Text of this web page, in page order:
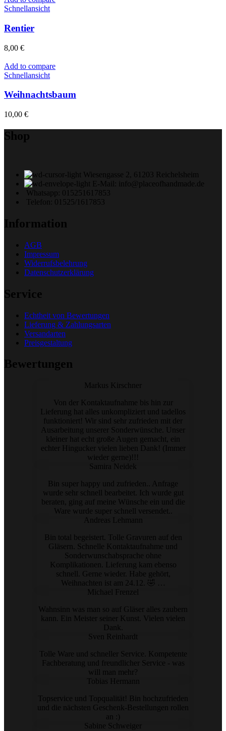
Schnellansicht
Rentier
8,00 €
Add to compare
Schnellansicht
Weihnachtsbaum
10,00 €
Shop
Wiesengasse 2, 61203 Reichelsheim
E-Mail: info@placeofhandmade.de
Whatsapp: 015251617853
Telefon: 01525/1617853
Information
AGB
Impressum
Widerrufsbelehrung
Datenschutzerklärung
Service
Echtheit von Bewertungen
Lieferung & Zahlungsarten
Versandarten
Preisgestaltung
Bewertungen
Markus Kirschner
Von der Kontaktaufnahme bis hin zur
Lieferung hat alles unkompliziert und tadellos
funktioniert! Wir sind sehr zufrieden mit der
Ausarbeitung unserer Sonderwünsche. Unser
kleiner hat echt große Augen gemacht, ein
echter Hingucker vielen lieben Dank! (Immer
wieder gerne)!!!
Samira Neidek
Bin super happy und zufrieden.. Anfrage
wurde sehr schnell bearbeitet. Ich wurde gut
beraten, ging auf meine Wünsche ein und die
Ware wurde super schnell versendet..
Andreas Lehmann
Bin total begeistert. Tolle Gravuren auf den
Gläsern. Schnelle Kontaktaufnahme und
Sonderwunschabsprache ohne
Komplikationen. Lieferung kam ebenso
schnell. Gerne wieder. Habe gehört,
Weihnachten ist am 24.12. 🤣 …
Michael Frenzel
Wahnsinn was man so auf Gläser alles zaubern
kann. Ein Meister seiner Kunst. Vielen vielen
Dank.
Sven Reinhardt
Tolle Ware und schneller Service. Kompetente
Fachberatung und freundlicher Service - was
will man mehr?
Tobias Hermann
Topservice und Topqualität! Bin hochzufrieden
und die nächsten Geschenk-Bestellungen rollen
an :)
Sabine Schweiger